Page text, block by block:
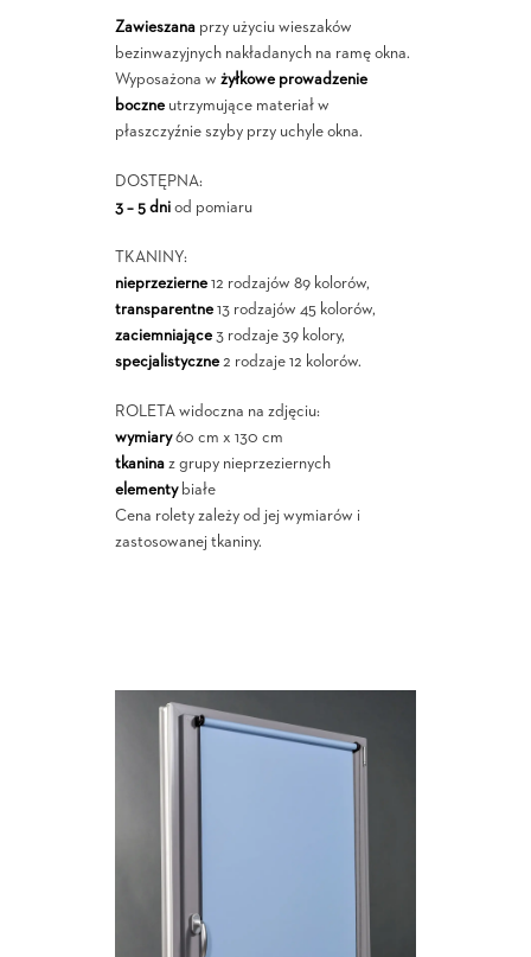
Zawieszanaprzy użyciu wieszaków
bezinwazyjnych nakładanych na ramę okna.
Wyposażona w żyłkowe prowadzenie
boczneutrzymujące materiał w
płaszczyźnie szyby przy uchyle okna.
DOSTĘPNA:
3 – 5 dniod pomiaru
TKANINY:
nieprzezierne12 rodzajów 89 kolorów,
transparentne13 rodzajów 45 kolorów,
zaciemniające3 rodzaje 39 kolory,
specjalistyczne2 rodzaje 12 kolorów.
ROLETA widoczna na zdjęciu:
wymiary60 cm x 130 cm
tkaninaz grupy nieprzeziernych
elementybiałe
Cena rolety zależy od jej wymiarów i
zastosowanej tkaniny.